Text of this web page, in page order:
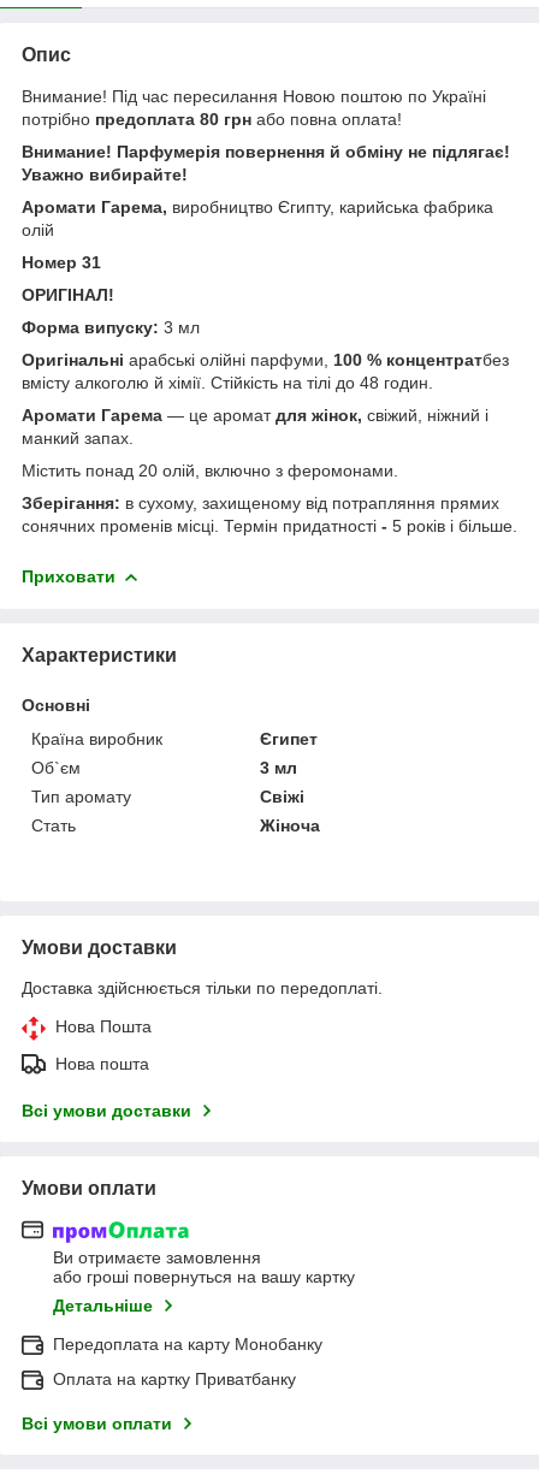
Опис
Внимание! Під час пересилання Новою поштою по Україні
потрібно предоплата 80 грн або повна оплата!
Внимание! Парфумерія повернення й обміну не підлягає!
Уважно вибирайте!
Аромати Гарема, виробництво Єгипту, карийська фабрика
олій
Номер 31
ОРИГІНАЛ!
Форма випуску: 3 мл
Оригінальні арабські олійні парфуми, 100 % концентратбез
вмісту алкоголю й хімії. Стійкість на тілі до 48 годин.
Аромати Гарема — це ароматдля жінок, свіжий, ніжний і
манкий запах.
Містить понад 20 олій, включно з феромонами.
Зберігання: в сухому, захищеному від потрапляння прямих
сонячних променів місці. Термін придатності - 5 років і більше.
Приховати
Характеристики
Основні
Країна виробник
Єгипет
Об`єм
3 мл
Тип аромату
Свіжі
Стать
Жіноча
Умови доставки
Доставка здійснюється тільки по передоплаті.
Нова Пошта
Нова пошта
Всі умови доставки
Умови оплати
Ви отримаєте замовлення
або гроші повернуться на вашу картку
Детальніше
Передоплата на карту Монобанку
Оплата на картку Приватбанку
Всі умови оплати